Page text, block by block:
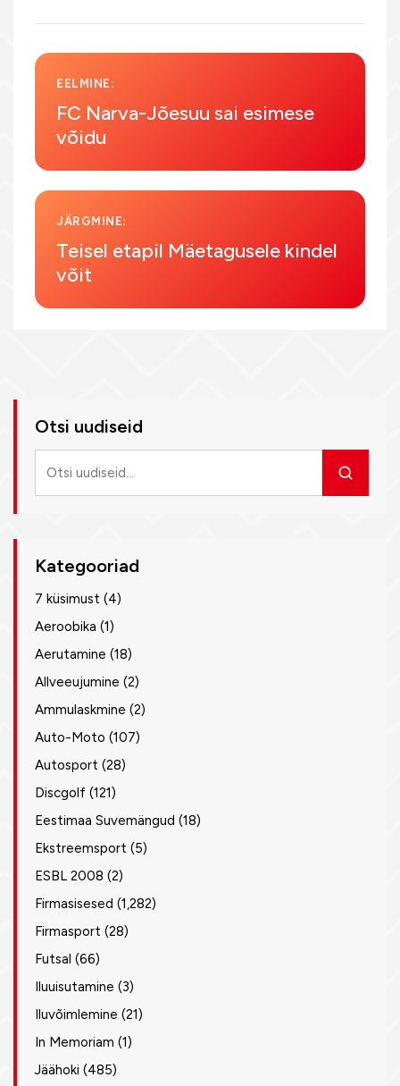
EELMINE:
FC Narva-Jõesuu sai esimese
võidu
JÄRGMINE:
Teisel etapil Mäetagusele kindel
võit
Otsi uudiseid
uudiseid
Kategooriad
7 küsimust (4)
Aeroobika (1)
Aerutamine (18)
Allveeujumine (2)
Ammulaskmine (2)
Auto-Moto (107)
Autosport (28)
Discgolf (121)
Eestimaa Suvemängud (18)
Ekstreemsport (5)
ESBL 2008 (2)
Firmasisesed (1,282)
Firmasport (28)
Futsal (66)
Iluuisutamine (3)
Iluvõimlemine (21)
In Memoriam (1)
Jäähoki (485)